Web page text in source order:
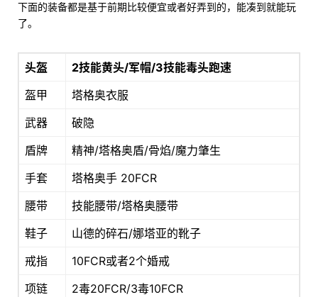
下面的装备都是基于前期比较便宜或者好弄到的，能凑到就能玩
了。
头盔
2技能黄头/军帽/3技能毒头跑速
盔甲
塔格奥衣服
武器
破隐
盾牌
精神/塔格奥盾/骨焰/魔力肇生
手套
塔格奥手 20FCR
腰带
技能腰带/塔格奥腰带
鞋子
山德的碎石/娜塔亚的靴子
戒指
10FCR或者2个婚戒
项链
2毒20FCR/3毒10FCR